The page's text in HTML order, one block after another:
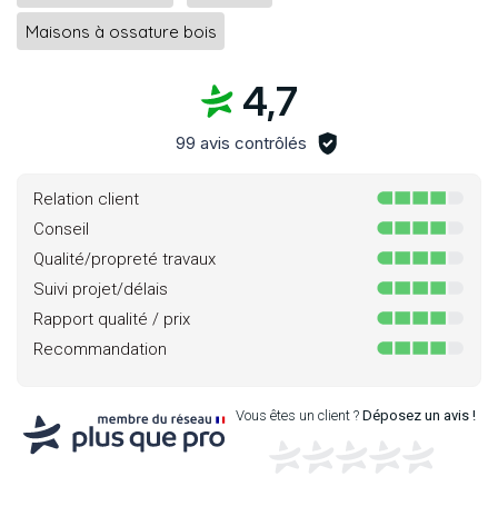
Maisons à ossature bois
4,7
99 avis contrôlés
Relation client
Conseil
Qualité/propreté travaux
Suivi projet/délais
Rapport qualité / prix
Recommandation
Vous êtes un client ?Déposez un avis !